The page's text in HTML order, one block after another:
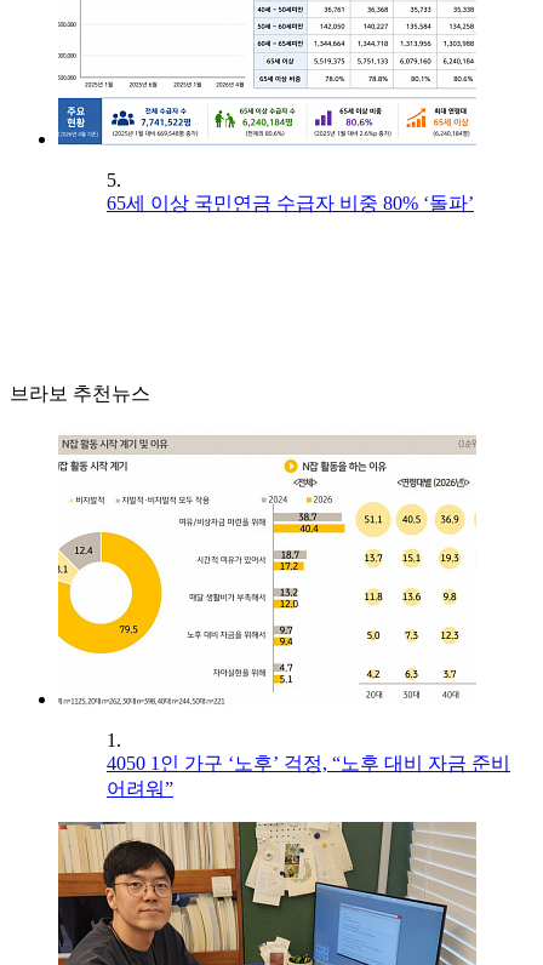
5.
65세 이상 국민연금 수급자 비중 80% ‘돌파’
브라보 추천뉴스
1.
4050 1인 가구 ‘노후’ 걱정, “노후 대비 자금 준비
어려워”